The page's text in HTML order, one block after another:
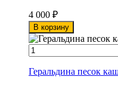
4 000 ₽
В корзину
Геральдина песок